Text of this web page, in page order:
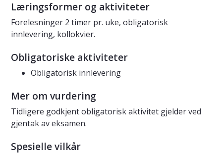
Læringsformer og aktiviteter
Forelesninger 2 timer pr. uke, obligatorisk
innlevering, kollokvier.
Obligatoriske aktiviteter
Obligatorisk innlevering
Mer om vurdering
Tidligere godkjent obligatorisk aktivitet gjelder ved
gjentak av eksamen.
Spesielle vilkår